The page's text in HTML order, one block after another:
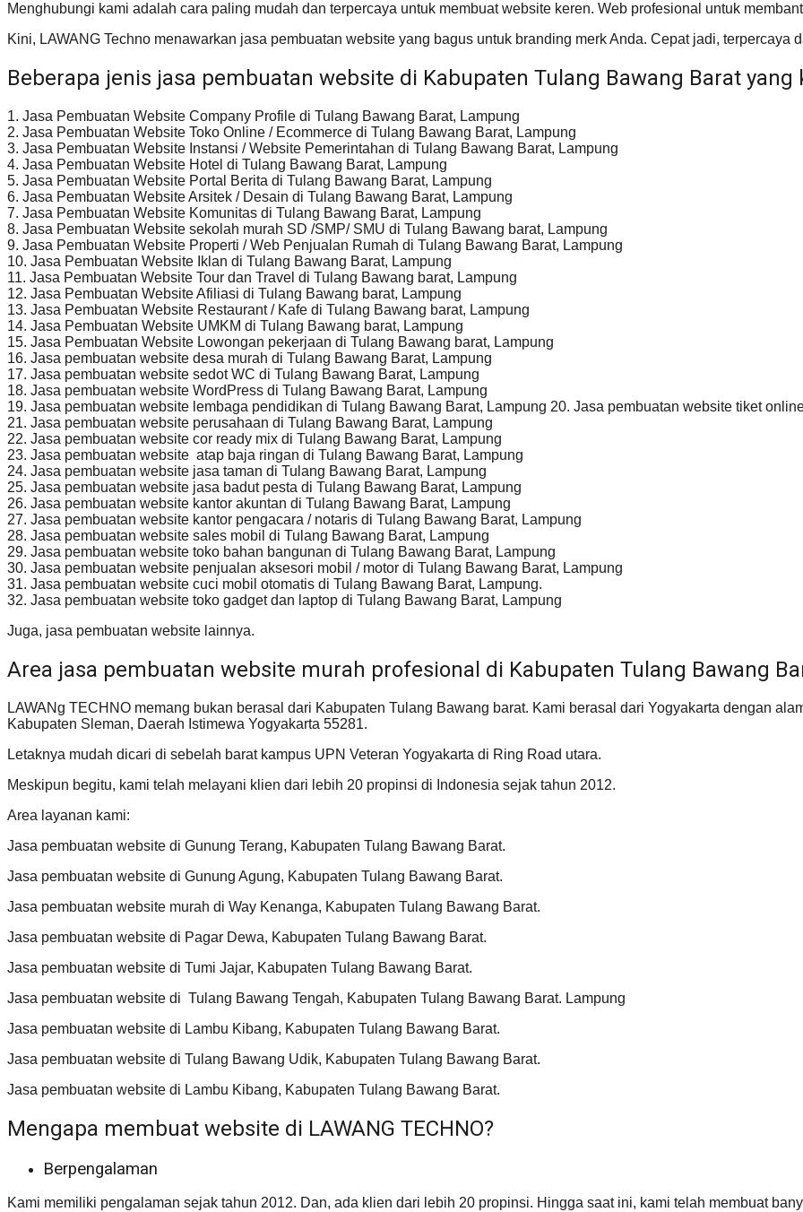
Menghubungi kami adalah cara paling mudah dan terpercaya untuk membuat website keren. Web profesional untuk
Kini, LAWANG Techno menawarkan jasa pembuatan website yang bagus untuk branding merk Anda. Cepat jadi, terpercaya
Beberapa jenis jasa pembuatan website di Kabupaten Tulang Bawang Barat yang
1. Jasa Pembuatan Website Company Profile di Tulang Bawang Barat, Lampung
2. Jasa Pembuatan Website Toko Online / Ecommerce di Tulang Bawang Barat, Lampung
3. Jasa Pembuatan Website Instansi / Website Pemerintahan di Tulang Bawang Barat, Lampung
4. Jasa Pembuatan Website Hotel di Tulang Bawang Barat, Lampung
5. Jasa Pembuatan Website Portal Berita di Tulang Bawang Barat, Lampung
6. Jasa Pembuatan Website Arsitek / Desain di Tulang Bawang Barat, Lampung
7. Jasa Pembuatan Website Komunitas di Tulang Bawang Barat, Lampung
8. Jasa Pembuatan Website sekolah murah SD /SMP/ SMU di Tulang Bawang barat, Lampung
9. Jasa Pembuatan Website Properti / Web Penjualan Rumah di Tulang Bawang Barat, Lampung
10. Jasa Pembuatan Website Iklan di Tulang Bawang Barat, Lampung
11. Jasa Pembuatan Website Tour dan Travel di Tulang Bawang barat, Lampung
12. Jasa Pembuatan Website Afiliasi di Tulang Bawang barat, Lampung
13. Jasa Pembuatan Website Restaurant / Kafe di Tulang Bawang barat, Lampung
14. Jasa Pembuatan Website UMKM di Tulang Bawang barat, Lampung
15. Jasa Pembuatan Website Lowongan pekerjaan di Tulang Bawang barat, Lampung
16. Jasa pembuatan website desa murah di Tulang Bawang Barat, Lampung
17. Jasa pembuatan website sedot WC di Tulang Bawang Barat, Lampung
18. Jasa pembuatan website WordPress di Tulang Bawang Barat, Lampung
19. Jasa pembuatan website lembaga pendidikan di Tulang Bawang Barat, Lampung 20. Jasa pembuatan website tiket
21. Jasa pembuatan website perusahaan di Tulang Bawang Barat, Lampung
22. Jasa pembuatan website cor ready mix di Tulang Bawang Barat, Lampung
23. Jasa pembuatan website atap baja ringan di Tulang Bawang Barat, Lampung
24. Jasa pembuatan website jasa taman di Tulang Bawang Barat, Lampung
25. Jasa pembuatan website jasa badut pesta di Tulang Bawang Barat, Lampung
26. Jasa pembuatan website kantor akuntan di Tulang Bawang Barat, Lampung
27. Jasa pembuatan website kantor pengacara / notaris di Tulang Bawang Barat, Lampung
28. Jasa pembuatan website sales mobil di Tulang Bawang Barat, Lampung
29. Jasa pembuatan website toko bahan bangunan di Tulang Bawang Barat, Lampung
30. Jasa pembuatan website penjualan aksesori mobil / motor di Tulang Bawang Barat, Lampung
31. Jasa pembuatan website cuci mobil otomatis di Tulang Bawang Barat, Lampung.
32. Jasa pembuatan website toko gadget dan laptop di Tulang Bawang Barat, Lampung
Juga, jasa pembuatan website lainnya.
Area jasa pembuatan website murah profesional di Kabupaten Tulang Bawang
LAWANg TECHNO memang bukan berasal dari Kabupaten Tulang Bawang barat. Kami berasal dari Yogyakarta dengan
Kabupaten Sleman, Daerah Istimewa Yogyakarta 55281.
Letaknya mudah dicari di sebelah barat kampus UPN Veteran Yogyakarta di Ring Road utara.
Meskipun begitu, kami telah melayani klien dari lebih 20 propinsi di Indonesia sejak tahun 2012.
Area layanan kami:
Jasa pembuatan website di Gunung Terang, Kabupaten Tulang Bawang Barat.
Jasa pembuatan website di Gunung Agung, Kabupaten Tulang Bawang Barat.
Jasa pembuatan website murah di Way Kenanga, Kabupaten Tulang Bawang Barat.
Jasa pembuatan website di Pagar Dewa, Kabupaten Tulang Bawang Barat.
Jasa pembuatan website di Tumi Jajar, Kabupaten Tulang Bawang Barat.
Jasa pembuatan website di Tulang Bawang Tengah, Kabupaten Tulang Bawang Barat. Lampung
Jasa pembuatan website di Lambu Kibang, Kabupaten Tulang Bawang Barat.
Jasa pembuatan website di Tulang Bawang Udik, Kabupaten Tulang Bawang Barat.
Jasa pembuatan website di Lambu Kibang, Kabupaten Tulang Bawang Barat.
Mengapa membuat website di LAWANG TECHNO?
Berpengalaman
Kami memiliki pengalaman sejak tahun 2012. Dan, ada klien dari lebih 20 propinsi. Hingga saat ini, kami telah membuat